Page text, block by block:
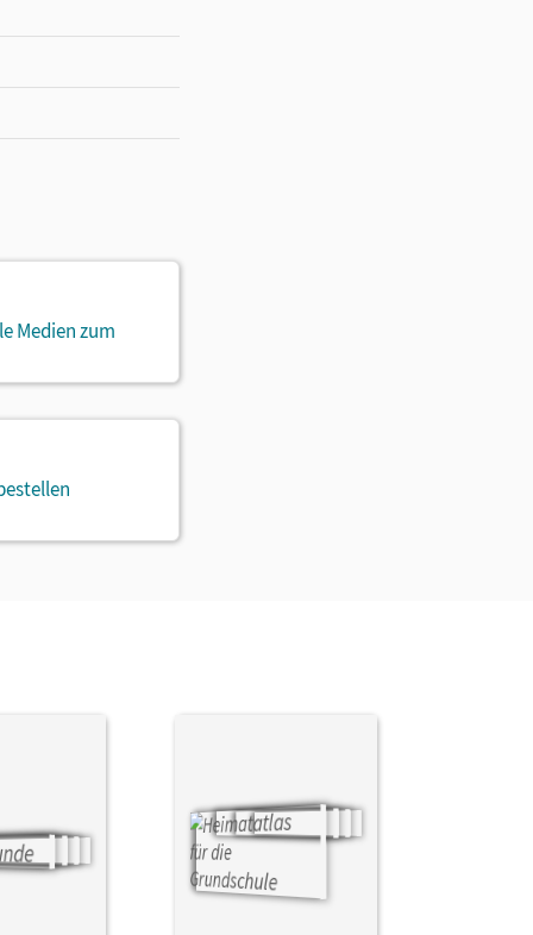
Medien zum